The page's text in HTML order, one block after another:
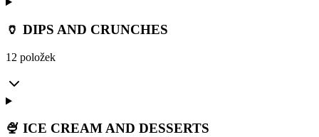
🏺 DIPS AND CRUNCHES
12 položek
🍨 ICE CREAM AND DESSERTS